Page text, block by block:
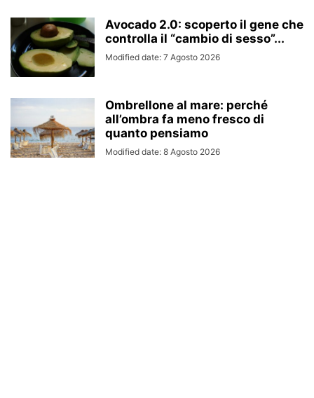
Avocado 2.0: scoperto il gene che
controlla il “cambio di sesso”...
Modified date: 7 Agosto 2026
Ombrellone al mare: perché
all’ombra fa meno fresco di
quanto pensiamo
Modified date: 8 Agosto 2026